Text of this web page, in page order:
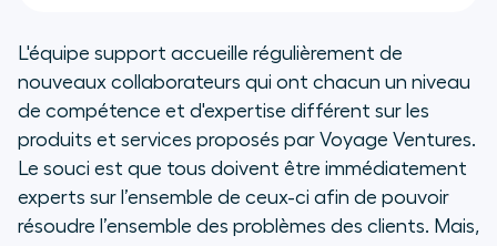
L'équipe support accueille régulièrement de
nouveaux collaborateurs qui ont chacun un niveau
de compétence et d'expertise différent sur les
produits et services proposés par Voyage Ventures.
Le souci est que tous doivent être immédiatement
experts sur l’ensemble de ceux-ci afin de pouvoir
résoudre l’ensemble des problèmes des clients. Mais,